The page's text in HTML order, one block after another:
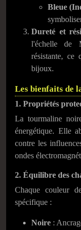
Bleue
Dureté et
l'échelle de
résistante,
bijoux.
Les bienfaits de
1. Propriétés
La tourmaline
énergétique. Elle
contre les
ondes
2. Équilibre des
Chaque couleur
spécifique :
Noire :